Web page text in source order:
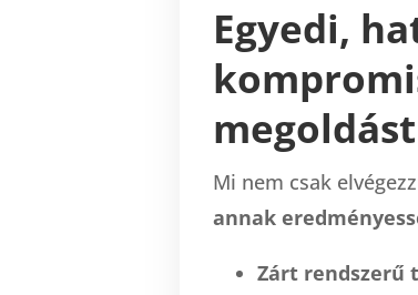
Egyedi,
Mi nem csak
annak
Zárt rendszerű